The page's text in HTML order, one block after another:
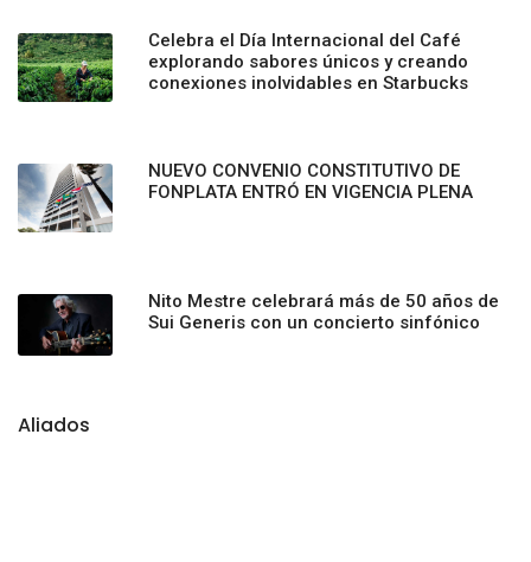
Celebra el Día Internacional del Café
explorando sabores únicos y creando
conexiones inolvidables en Starbucks
NUEVO CONVENIO CONSTITUTIVO DE
FONPLATA ENTRÓ EN VIGENCIA PLENA
Nito Mestre celebrará más de 50 años de
Sui Generis con un concierto sinfónico
Aliados